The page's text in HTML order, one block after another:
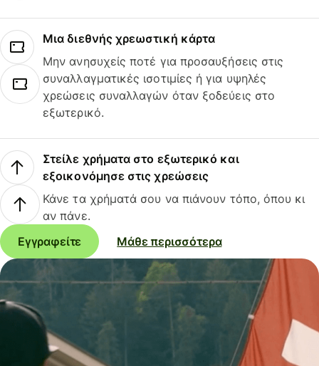
Μια διεθνής χρεωστική κάρτα
Μην ανησυχείς ποτέ για προσαυξήσεις στις
συναλλαγματικές ισοτιμίες ή για υψηλές
χρεώσεις συναλλαγών όταν ξοδεύεις στο
εξωτερικό.
Στείλε χρήματα στο εξωτερικό και
εξοικονόμησε στις χρεώσεις
Κάνε τα χρήματά σου να πιάνουν τόπο, όπου κι
αν πάνε.
Εγγραφείτε
Μάθε περισσότερα